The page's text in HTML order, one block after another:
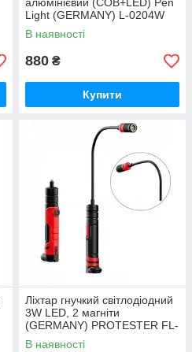
алюмінієвий (COB+LED) Pen
Light (GERMANY) L-0204W
В наявності
880 ₴
Купити
Ліхтар гнучкий світлодіодний
3W LED, 2 магніти
(GERMANY) PROTESTER FL-
0313M
В наявності